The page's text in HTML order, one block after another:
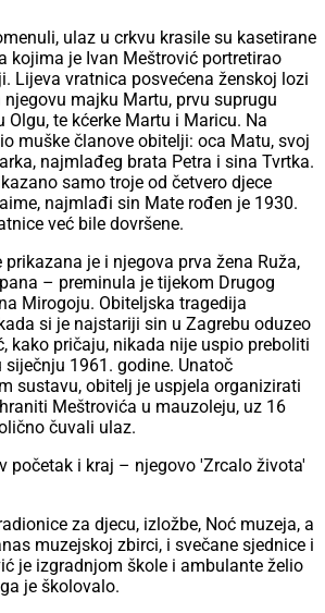
ulaz u crkvu krasile su kasetirane
kojima je Ivan Meštrović portretirao
Lijeva vratnica posvećena ženskoj lozi
majku Martu, prvu suprugu
Olgu, te kćerke Martu i Maricu. Na
muške članove obitelji: oca Matu, svoj
najmlađeg brata Petra i sina Tvrtka.
samo troje od četvero djece
najmlađi sin Mate rođen je 1930.
već bile dovršene.
je i njegova prva žena Ruža,
– preminula je tijekom Drugog
Mirogoju. Obiteljska tragedija
si je najstariji sin u Zagrebu oduzeo
kako pričaju, nikada nije uspio preboliti
siječnju 1961. godine. Unatoč
sustavu, obitelj je uspjela organizirati
Meštrovića u mauzoleju, uz 16
čuvali ulaz.
početak i kraj – njegovo 'Zrcalo života'
za djecu, izložbe, Noć muzeja, a
muzejskoj zbirci, i svečane sjednice i
je izgradnjom škole i ambulante želio
je školovalo.